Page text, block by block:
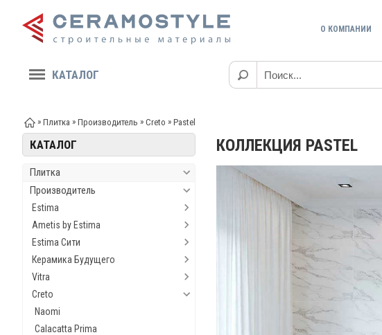
О КОМПАНИИ
КАТАЛОГ
» Плитка » Производитель » Creto » Pastel
КАТАЛОГ
Плитка
Производитель
Estima
Ametis by Estima
Estima Сити
Керамика Будущего
Vitra
Creto
Naomi
Calacatta Prima
КОЛЛЕКЦИЯ PASTEL